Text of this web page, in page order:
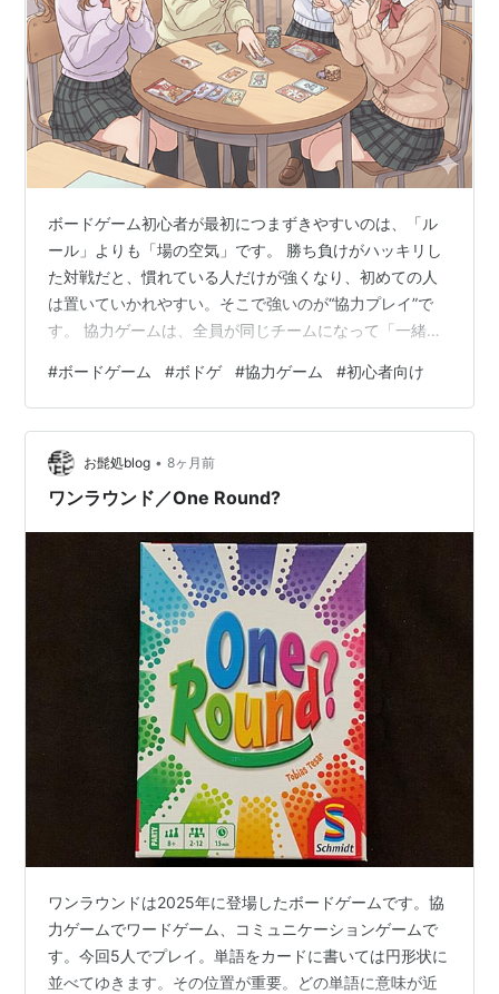
ボードゲーム初心者が最初につまずきやすいのは、「ル
ール」よりも「場の空気」です。 勝ち負けがハッキリし
た対戦だと、慣れている人だけが強くなり、初めての人
は置いていかれやすい。そこで強いのが“協力プレイ”で
す。 協力ゲームは、全員が同じチームになって「一緒に
ので、初心者でも参加しやすく、成功体験が作りやすい
です。 この記事では、初心者でも回しやすい協力プレイ
の名作を10本に絞って紹介します。タイプ別に整理して
いるので、集まりの人数や時間に合わせて選べます。 ▶
迷ったら：ボードゲームの選び方・最短ルート案内所
#ボードゲーム #ボドゲ #協力ゲーム #初心者向け
お髭処blog • 8ヶ月前
ワンラウンド／One Round?
ワンラウンドは2025年に登場したボードゲームです。協
力ゲームでワードゲーム、コミュニケーションゲームで
す。今回5人でプレイ。単語をカードに書いては円形状に
並べてゆきます。その位置が重要。どの単語に意味が近